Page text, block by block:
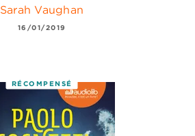
Sarah Vaughan
16/01/2019
RÉCOMPENSÉ